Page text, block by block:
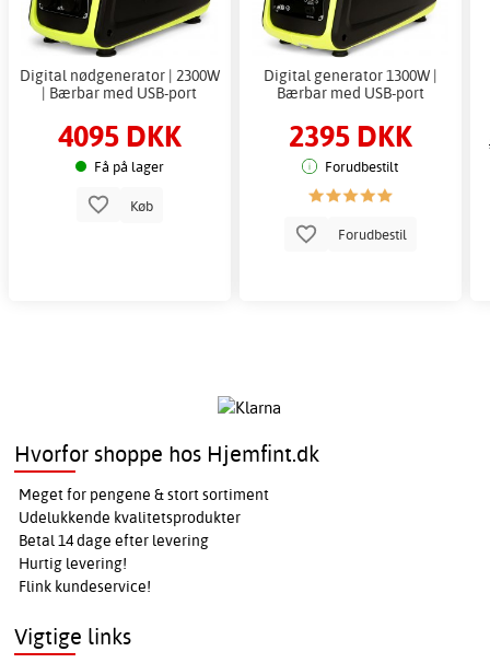
Digital nødgenerator | 2300W
| Bærbar med USB-port
4095 DKK
Få på lager
Køb
Digital generator 1300W |
Bærbar med USB-port
2395 DKK
Forudbestilt
Forudbestil
Hvorfor shoppe hos Hjemfint.dk
Meget for pengene & stort sortiment
Udelukkende kvalitetsprodukter
Betal 14 dage efter levering
Hurtig levering!
Flink kundeservice!
Vigtige links